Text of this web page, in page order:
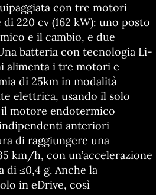
con tre motori
220 cv (162 kW): uno posto
e il cambio, e due
batteria con tecnologia Li-
alimenta i tre motori e
di 25km in modalità
elettrica, usando il solo
il motore endotermico
anteriori
di raggiungere una
km/h, con un’accelerazione
di ≤0,4 g. Anche la
in eDrive, così